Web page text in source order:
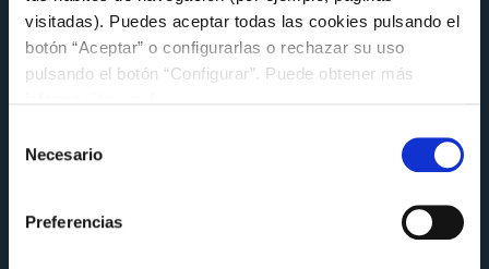
visitadas). Puedes aceptar todas las cookies pulsando el
botón “Aceptar” o configurarlas o rechazar su uso
pulsando el botón “Configurar”. Puede obtener más
Necesario
Preferencias
FUNDACIÓN
de la Alianza Galega polo Clima